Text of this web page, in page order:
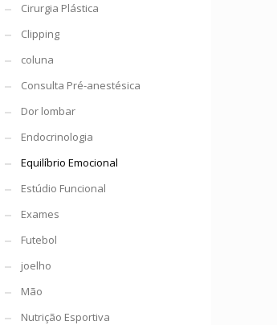
Cirurgia Plástica
Clipping
coluna
Consulta Pré-anestésica
Dor lombar
Endocrinologia
Equilíbrio Emocional
Estúdio Funcional
Exames
Futebol
joelho
Mão
Nutrição Esportiva